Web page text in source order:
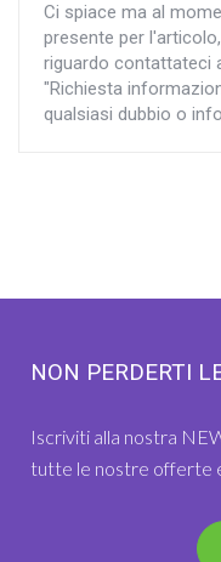
Ci spiace ma al
presente per
riguardo contattateci
"Richiesta
qualsiasi dubbio o
NON PERDERTI
Iscriviti alla nostra
tutte le nostre offerte